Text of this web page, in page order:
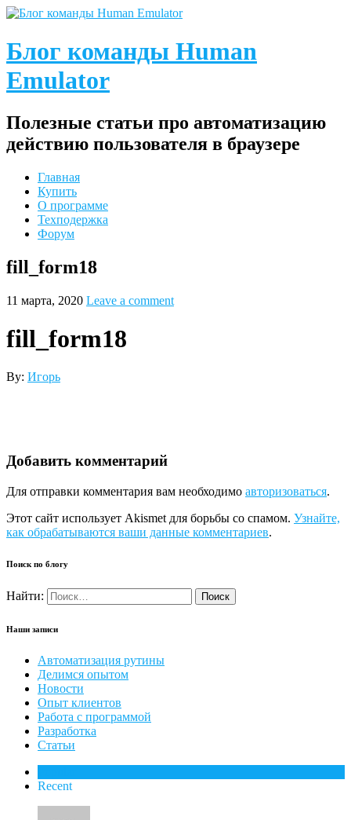
Блог команды Human
Emulator
Полезные статьи про автоматизацию
действию пользователя в браузере
Главная
Купить
О программе
Техподержка
Форум
fill_form18
11 марта, 2020 Leave a comment
fill_form18
By: Игорь
Добавить комментарий
Для отправки комментария вам необходимо авторизоваться.
Этот сайт использует Akismet для борьбы со спамом. Узнайте,
как обрабатываются ваши данные комментариев.
Поиск по блогу
Найти:
Наши записи
Автоматизация рутины
Делимся опытом
Новости
Опыт клиентов
Работа с программой
Разработка
Статьи
Recent